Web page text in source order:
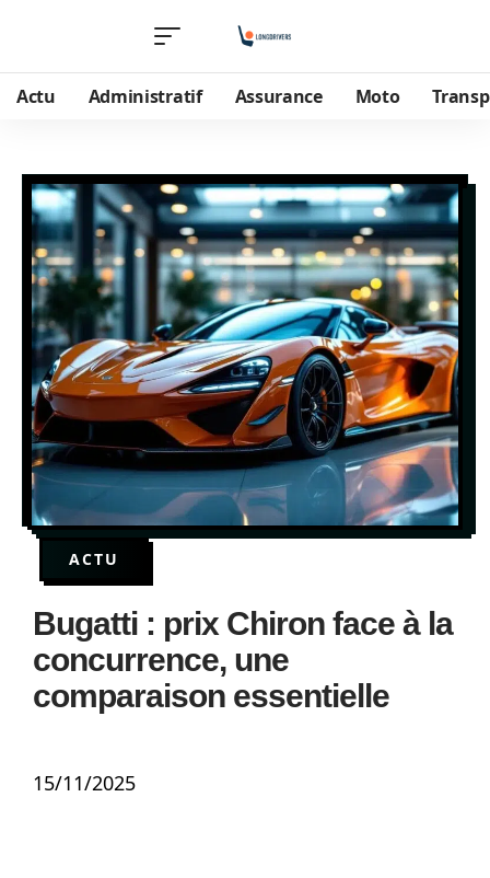
Actu Administratif Assurance Moto
ACTU
Bugatti : prix Chiron face à la
concurrence, une
comparaison essentielle
15/11/2025